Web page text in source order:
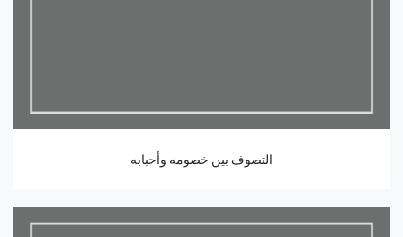
التصوف بين خصومه وأحبابه